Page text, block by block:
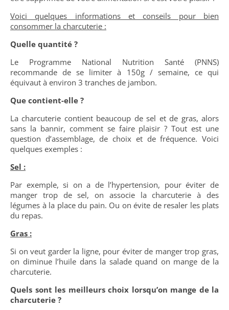
Voici quelques informations et conseils pour bien
consommer la charcuterie :
Quelle quantité ?
Le Programme National Nutrition Santé (PNNS)
recommande de se limiter à 150g / semaine, ce qui
équivaut à environ 3 tranches de jambon.
Que contient-elle ?
La charcuterie contient beaucoup de sel et de gras, alors
sans la bannir, comment se faire plaisir ? Tout est une
question d’assemblage, de choix et de fréquence. Voici
quelques exemples :
Sel :
Par exemple, si on a de l’hypertension, pour éviter de
manger trop de sel, on associe la charcuterie à des
légumes à la place du pain. Ou on évite de resaler les plats
du repas.
Gras :
Si on veut garder la ligne, pour éviter de manger trop gras,
on diminue l’huile dans la salade quand on mange de la
charcuterie.
Quels sont les meilleurs choix lorsqu’on mange de la
charcuterie ?